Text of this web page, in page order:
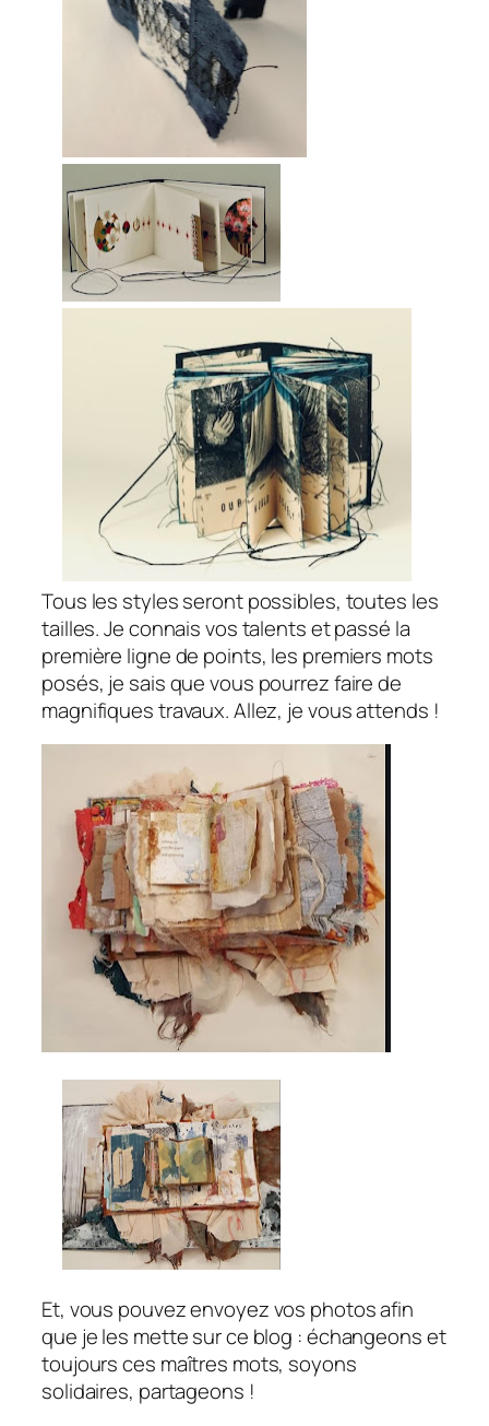
Tous les styles seront possibles, toutes les
tailles. Je connais vos talents et passé la
première ligne de points, les premiers mots
posés, je sais que vous pourrez faire de
magnifiques travaux. Allez, je vous attends !
Et, vous pouvez envoyez vos photos afin
que je les mette sur ce blog : échangeons et
toujours ces maîtres mots, soyons
solidaires, partageons !